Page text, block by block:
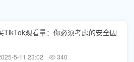
TikTok观看量：你必须考虑的安全因
5-11 23:02 340